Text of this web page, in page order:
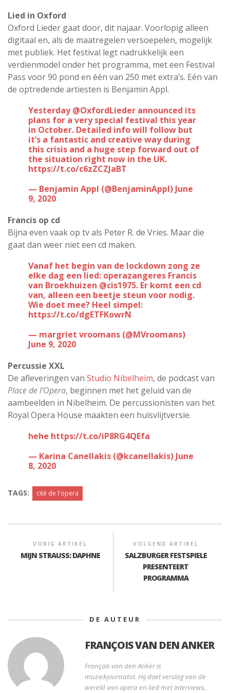
Lied in Oxford
Oxford Lieder gaat door, dit najaar. Voorlopig alleen
digitaal en, als de maatregelen versoepelen, mogelijk
met publiek. Het festival legt nadrukkelijk een
verdienmodel onder het programma, met een Festival
Pass voor 90 pond en één van 250 met extra’s. Eén van
de optredende artiesten is Benjamin Appl.
Yesterday@OxfordLieder announced its
plans for a very special festival this year
in October. Detailed info will follow but
it’s a fantastic and creative way during
this crisis and a huge step forward out of
the situation right now in the UK.
https://t.co/c6zZCZJaBT
— Benjamin Appl (@BenjaminAppl) June
9, 2020
Francis op cd
Bijna even vaak op tv als Peter R. de Vries. Maar die
gaat dan weer niet een cd maken.
Vanaf het begin van de lockdown zong ze
elke dag een lied: operazangeres Francis
van Broekhuizen @cis1975. Er komt een cd
van, alleen een beetje steun voor nodig.
Wie doet mee? Heel simpel:
https://t.co/dgETFKowrN
— margriet vroomans (@MVroomans)
June 9, 2020
Percussie XXL
De afleveringen van Studio Nibelheim, de podcast van
Place de l’Opera, beginnen met het geluid van de
aambeelden in Nibelheim. De percussionisten van het
Royal Opera House maakten een huisvlijtversie.
hehe https://t.co/iP8RG4QEfa
— Karina Canellakis (@kcanellakis) June
8, 2020
TAGS: cité de l'opera
VORIG ARTIKEL
MIJN STRAUSS: DAPHNE
VOLGEND ARTIKEL
SALZBURGER FESTSPIELE
PRESENTEERT
PROGRAMMA
DE AUTEUR
FRANÇOIS VAN DEN ANKER
François van den Anker is
muziekjournalist. Hij doet verslag van de
wereld van opera en lied met interviews,